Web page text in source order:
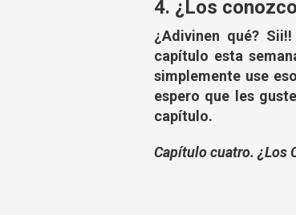
4. ¿Los
¿Adivinen qué?
capítulo esta
simplemente use
espero que les
capítulo.
Capítulo cuatro. ¿Los